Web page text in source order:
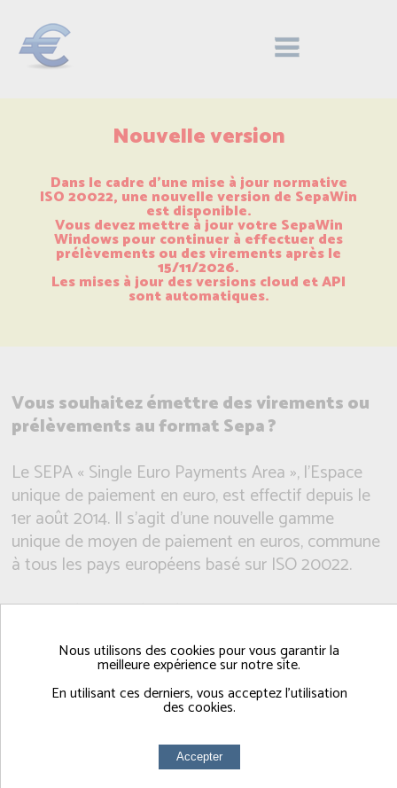
Nouvelle version
Dans le cadre d'une mise à jour normative
ISO 20022, une nouvelle version de SepaWin
est disponible.
Vous devez mettre à jour votre SepaWin
Windows pour continuer à effectuer des
prélèvements ou des virements après le
15/11/2026.
Les mises à jour des versions cloud et API
sont automatiques.
Vous souhaitez émettre des virements ou
prélèvements au format Sepa ?
Le SEPA « Single Euro Payments Area », l'Espace
unique de paiement en euro, est effectif depuis le
1er août 2014. Il s'agit d'une nouvelle gamme
unique de moyen de paiement en euros, commune
à tous les pays européens basé sur ISO 20022.
A partir de cette date, les virement et
entreprises, TPE, PME, comités d'entreprises,
syndicats, clubs, devront obligatoirement respecter
les nouvelles normes qui y sont liées.
Les principaux éditeurs de logiciels comptables ont
certainement mis à jour leurs solutions afin d'être
Nous utilisons des cookies pour vous garantir la
meilleure expérience sur notre site.
En utilisant ces derniers, vous acceptez l'utilisation
des cookies.